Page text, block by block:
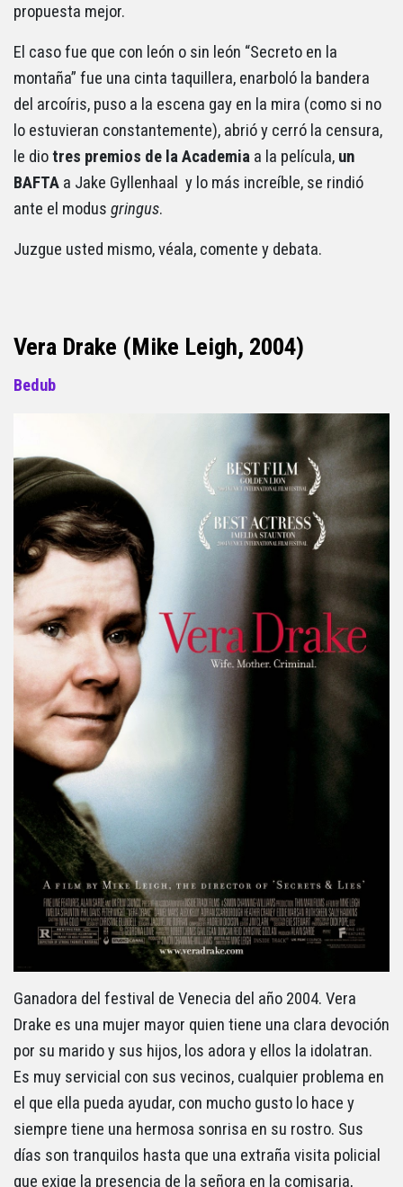
propuesta mejor.
El caso fue que con león o sin león “Secreto en la
montaña” fue una cinta taquillera, enarboló la bandera
del arcoíris, puso a la escena gay en la mira (como si no
lo estuvieran constantemente), abrió y cerró la censura,
le diotres premios de la Academia a la película, un
BAFTA a Jake Gyllenhaal y lo más increíble, se rindió
ante el modus gringus.
Juzgue usted mismo, véala, comente y debata.
Vera Drake (Mike Leigh, 2004)
Bedub
Ganadora del festival de Venecia del año 2004. Vera
Drake es una mujer mayor quien tiene una clara devoción
por su marido y sus hijos, los adora y ellos la idolatran.
Es muy servicial con sus vecinos, cualquier problema en
el que ella pueda ayudar, con mucho gusto lo hace y
siempre tiene una hermosa sonrisa en su rostro. Sus
días son tranquilos hasta que una extraña visita policial
que exige la presencia de la señora en la comisaria,